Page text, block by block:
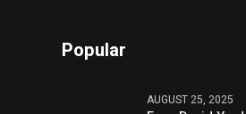
Popular
AUGUST 25, 2025